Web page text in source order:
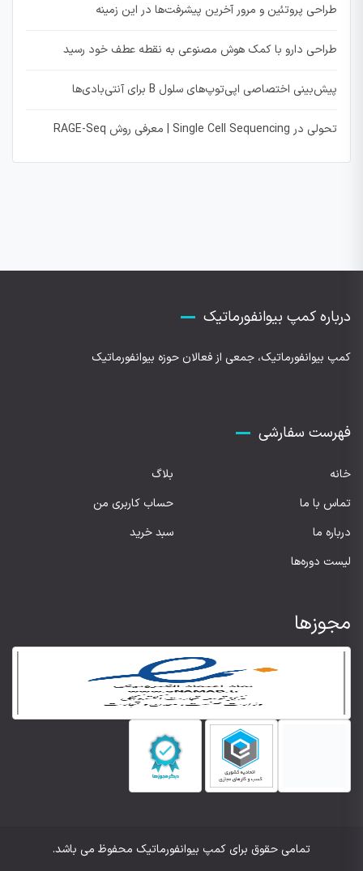
طراحی پروتئین و مرور آخرین پیشرفت‌ها در این زمینه
طراحی دارو با کمک هوش مصنوعی به نقطه عطف خود رسید
پیش‌بینی اختصاصی اپی‌توپ‌های سلول B برای آنتی‌بادی‌ها
تحولی در Single Cell Sequencing | معرفی روش RAGE-Seq
درباره کمپ بیوانفورماتیک
کمپ بیوانفورماتیک، جمعی از فعالان حوزه بیوانفورماتیک
فهرست سفارشی
خانه
بلاگ
تماس با ما
حساب کاربری من
درباره ما
سبد خرید
لیست دوره‌ها
مجوزها
تمامی حقوق برای کمپ بیوانفورماتیک محفوظ می باشد.